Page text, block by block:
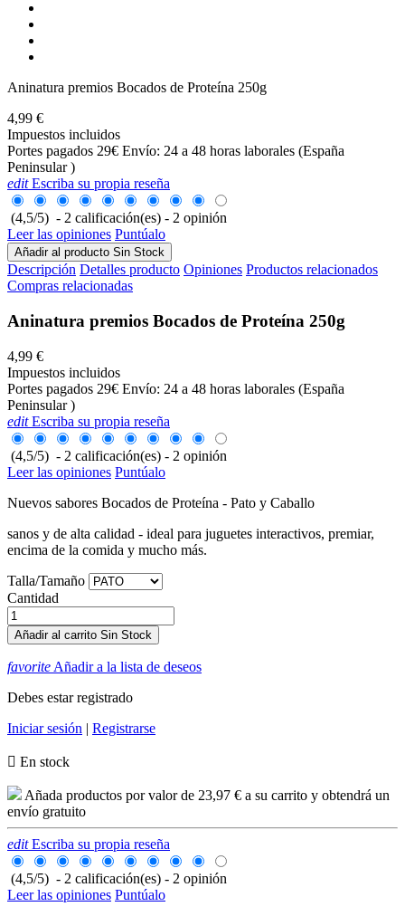
Aninatura premios Bocados de Proteína 250g
4,99 €
Impuestos incluidos
Portes pagados 29€ Envío: 24 a 48 horas laborales (España
Peninsular )
editEscriba su propia reseña
(4,5/5) - 2 calificación(es) - 2 opinión
Leer las opiniones Puntúalo
Añadir al producto Sin Stock
Descripción Detalles producto Opiniones Productos relacionados
Compras relacionadas
Aninatura premios Bocados de Proteína 250g
4,99 €
Impuestos incluidos
Portes pagados 29€ Envío: 24 a 48 horas laborales (España
Peninsular )
editEscriba su propia reseña
(4,5/5) - 2 calificación(es) - 2 opinión
Leer las opiniones Puntúalo
Nuevos sabores Bocados de Proteína - Pato y Caballo
sanos y de alta calidad - ideal para juguetes interactivos, premiar,
encima de la comida y mucho más.
Talla/Tamaño
Cantidad
Añadir al carrito Sin Stock
favorite Añadir a la lista de deseos
Debes estar registrado
Iniciar sesión | Registrarse
 En stock
Añada productos por valor de 23,97 € a su carrito y obtendrá un
envío gratuito
editEscriba su propia reseña
(4,5/5) - 2 calificación(es) - 2 opinión
Leer las opiniones Puntúalo